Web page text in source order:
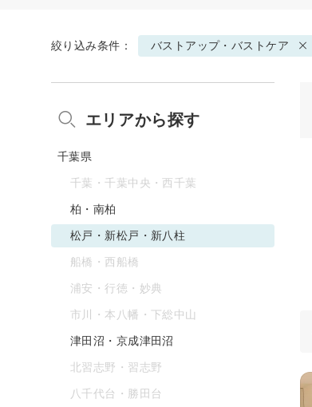
絞り込み条件： バストアップ・バストケア
エリアから探す
千葉県
千葉・千葉中央・西千葉
柏・南柏
松戸・新松戸・新八柱
船橋・西船橋
浦安・行徳・妙典
市川・本八幡・下総中山
津田沼・京成津田沼
北習志野・習志野
八千代台・勝田台